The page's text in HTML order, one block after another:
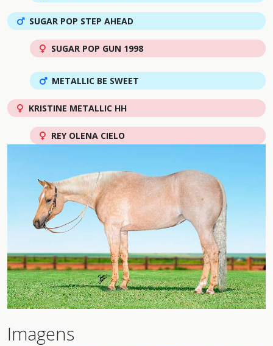
SUGAR POP STEP AHEAD
SUGAR POP GUN 1998
METALLIC BE SWEET
KRISTINE METALLIC HH
REY OLENA CIELO
Imagens